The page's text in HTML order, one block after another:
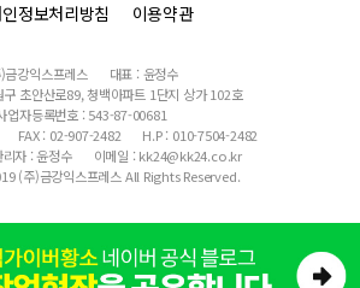
정보처리방침 이용약관
금강익스프레스
대표 : 윤정수
구 초안산로89, 청백아파트 1단지 상가 102호
업자등록번호 : 543-87-00681
FAX : 02-907-2482
H.P : 010-7504-2482
자 : 윤정수
이메일 : kk24@kk24.co.kr
(주)금강익스프레스 All Rights Reserved.